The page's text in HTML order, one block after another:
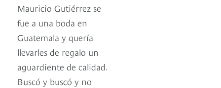
Mauricio Gutiérrez se
fue a una boda en
Guatemala y quería
llevarles de regalo un
aguardiente de calidad.
Buscó y buscó y no